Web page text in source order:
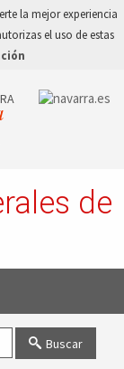
la mejor experiencia
el uso de estas
de
Buscar